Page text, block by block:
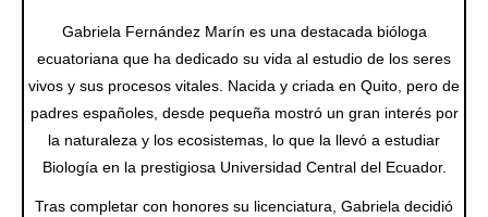
Gabriela Fernández Marín es una destacada bióloga
ecuatoriana que ha dedicado su vida al estudio de los seres
vivos y sus procesos vitales. Nacida y criada en Quito, pero de
padres españoles, desde pequeña mostró un gran interés por
la naturaleza y los ecosistemas, lo que la llevó a estudiar
Biología en la prestigiosa Universidad Central del Ecuador.
Tras completar con honores su licenciatura, Gabriela decidió